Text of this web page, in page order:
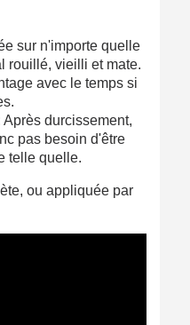
des bons d'achat
à chaque commande
en France Métropolitaine
14 jours
commande
chaque parrainage
: 5€ de réduction
en France Métropolitaine
sur n'importe quelle
rouillé, vieilli et mate.
avec le temps si
durcissement,
pas besoin d'être
telle quelle.
ou appliquée par